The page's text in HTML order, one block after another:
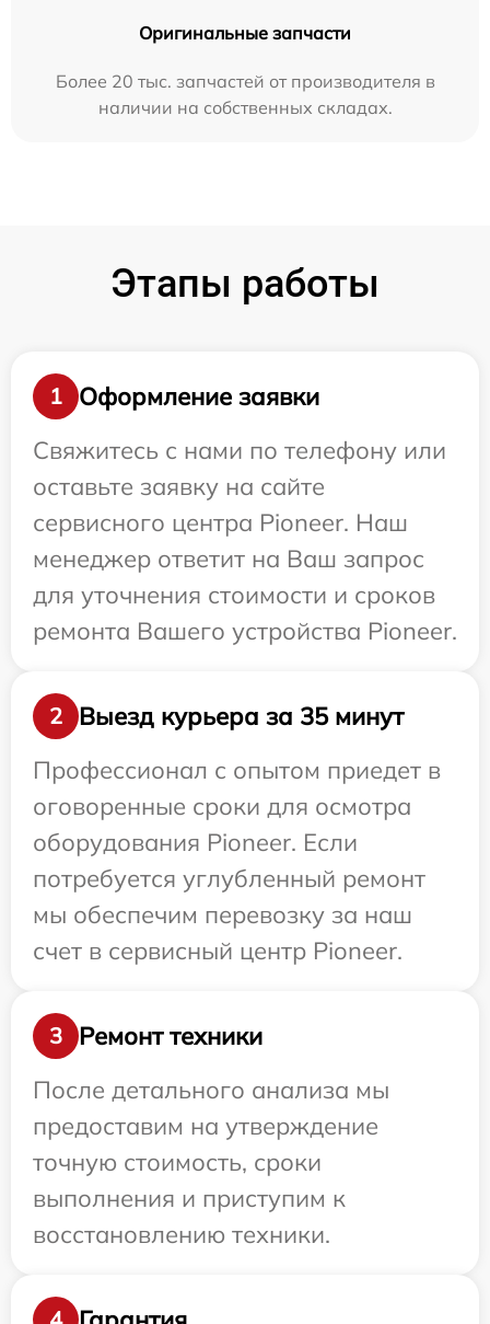
Оригинальные запчасти
Более 20 тыс. запчастей от производителя в
наличии на собственных складах.
Этапы работы
1
Оформление заявки
Свяжитесь с нами по телефону или
оставьте заявку на сайте
сервисного центра Pioneer. Наш
менеджер ответит на Ваш запрос
для уточнения стоимости и сроков
ремонта Вашего устройства Pioneer.
2
Выезд курьера за 35 минут
Профессионал с опытом приедет в
оговоренные сроки для осмотра
оборудования Pioneer. Если
потребуется углубленный ремонт
мы обеспечим перевозку за наш
счет в сервисный центр Pioneer.
3
Ремонт техники
После детального анализа мы
предоставим на утверждение
точную стоимость, сроки
выполнения и приступим к
восстановлению техники.